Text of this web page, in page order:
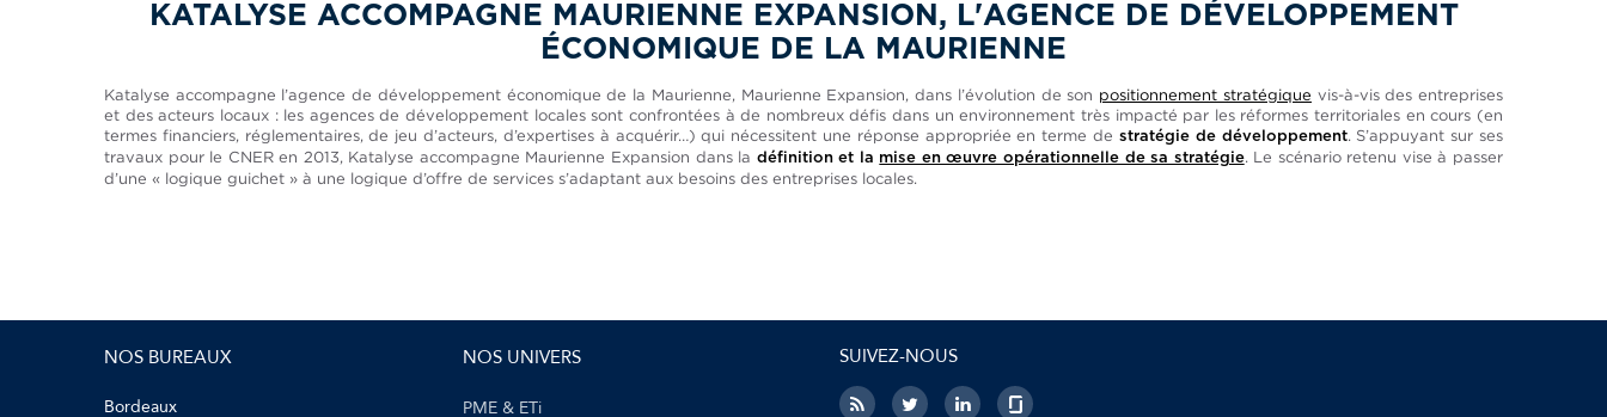
KATALYSE ACCOMPAGNE MAURIENNE EXPANSION, L'AGENCE DE DÉVELOPPEMENT
ÉCONOMIQUE DE LA MAURIENNE
Katalyse accompagne l’agence de développement économique de la Maurienne, Maurienne Expansion, dans l’évolution de son positionnement stratégique vis-à-vis des entreprises
et des acteurs locaux : les agences de développement locales sont confrontées à de nombreux défis dans un environnement très impacté par les réformes territoriales en cours (en
termes financiers, réglementaires, de jeu d’acteurs, d’expertises à acquérir…) qui nécessitent une réponse appropriée en terme de stratégie de développement. S’appuyant sur ses
travaux pour le CNER en 2013, Katalyse accompagne Maurienne Expansion dans la définition et la mise en œuvre opérationnelle de sa stratégie. Le scénario retenu vise à passer
d’une « logique guichet » à une logique d’offre de services s’adaptant aux besoins des entreprises locales.
NOS BUREAUX
Bordeaux
NOS UNIVERS
PME & ETi
SUIVEZ-NOUS